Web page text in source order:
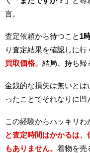
言。
査定依頼から待つこと 1
り査定結果を確認しに行
買取価格。 結局、持ち帰
金銭的な損失は無いとは
ったことでそれなりに凹
この経験からハッキリわ
と査定時間はかかるは
もありません。 着物を売